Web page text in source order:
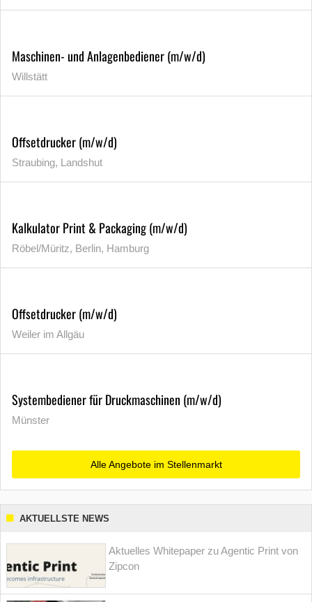
Maschinen- und Anlagenbediener (m/w/d)
Willstätt
Offsetdrucker (m/w/d)
Straubing, Landshut
Kalkulator Print & Packaging (m/w/d)
Röbel/Müritz, Berlin, Hamburg
Offsetdrucker (m/w/d)
Weiler im Allgäu
Systembediener für Druckmaschinen (m/w/d)
Münster
Alle Angebote im Stellenmarkt
AKTUELLSTE NEWS
Aktuelles Whitepaper zu Agentic Print von
Zipcon